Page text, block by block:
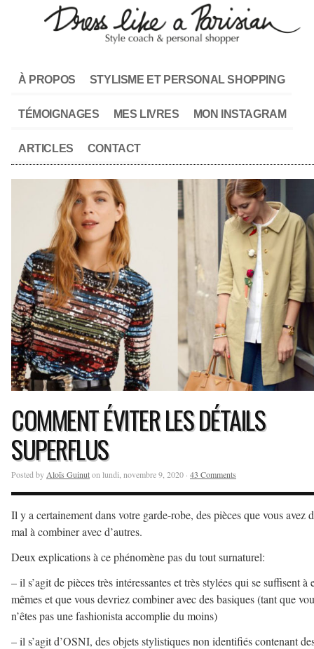
À PROPOS STYLISME ET PERSONAL SHOPPING
TÉMOIGNAGES MES LIVRES MON INSTAGRAM
ARTICLES CONTACT
COMMENT ÉVITER LES DÉTAILS
SUPERFLUS
Posted by Aloïs Guinuton lundi, novembre 9, 2020 · 43 Comments
Il y a certainement dans votre garde-robe, des pièces que vous avez
mal à combiner avec d’autres.
Deux explications à ce phénomène pas du tout surnaturel:
– il s’agit de pièces très intéressantes et très stylées qui se suffisent à
mêmes et que vous devriez combiner avec des basiques (tant que
n’êtes pas une fashionista accomplie du moins)
– il s’agit d’OSNI, des objets stylistiques non identifiés contenant